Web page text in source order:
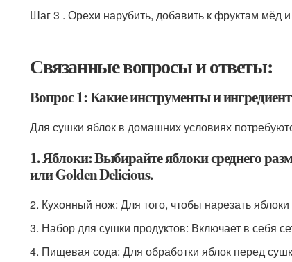
Шаг 3 . Орехи нарубить, добавить к фруктам мёд
Связанные вопросы и ответы:
Вопрос 1: Какие инструменты и
Для сушки яблок в домашних условиях
1. Яблоки: Выбирайте яблоки среднего
или Golden Delicious.
2. Кухонный нож: Для того, чтобы нарезать яблоки
3. Набор для сушки продуктов: Включает в себя
4. Пищевая сода: Для обработки яблок перед